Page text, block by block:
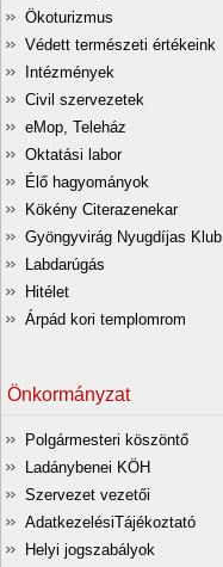
Ökoturizmus
Védett természeti értékeink
Intézmények
Civil szervezetek
eMop, Teleház
Oktatási labor
Élő hagyományok
Kökény Citerazenekar
Gyöngyvirág Nyugdíjas Klub
Labdarúgás
Hitélet
Árpád kori templomrom
Önkormányzat
Polgármesteri köszöntő
Ladánybenei KÖH
Szervezet vezetői
AdatkezelésiTájékoztató
Helyi jogszabályok